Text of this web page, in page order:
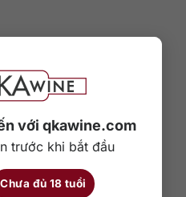
với qkawine.com
trước khi bắt đầu
Chưa đủ 18 tuổi
quá lâu
15 đến 30 phút, thậm chí
hợp.
gặp
decanter: